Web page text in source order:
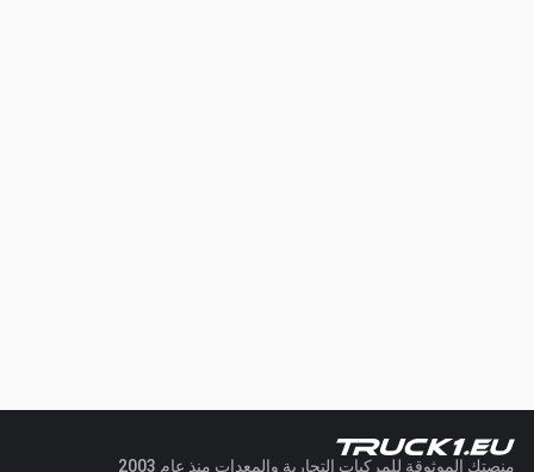
منصتك الموثوقة للمركبات التجارية والمعدات منذ عام 2003